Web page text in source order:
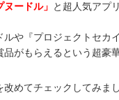
ヌードル」 と超人気アプリ
や『プロジェクトセカ
品がもらえるという超豪
めてチェックしてみま